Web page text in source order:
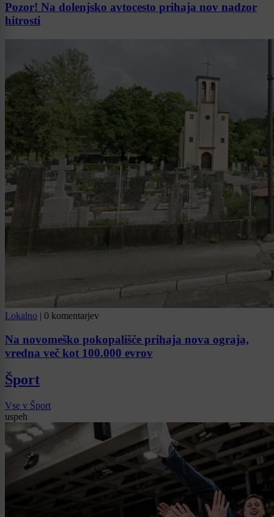
Pozor! Na dolenjsko avtocesto prihaja nov nadzor
hitrosti
Lokalno | 0 komentarjev
Na novomeško pokopališče prihaja nova ograja,
vredna več kot 100.000 evrov
Šport
Vse v Šport
uspeh